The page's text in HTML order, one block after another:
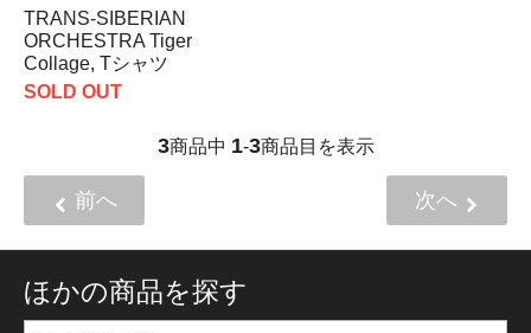
TRANS-SIBERIAN
ORCHESTRA Tiger
Collage, Tシャツ
SOLD OUT
3商品中 1-3商品目を表示
前へ 次へ
ほかの商品を探す